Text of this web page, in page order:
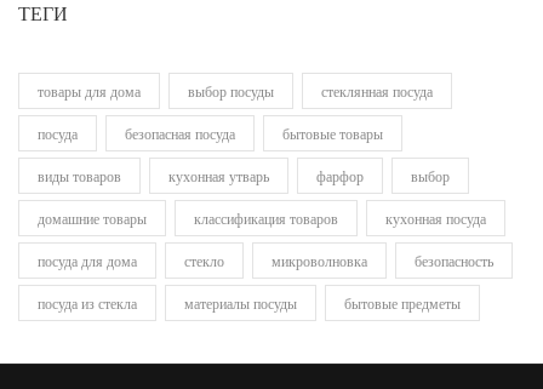
ТЕГИ
товары для дома выбор посуды стеклянная посуда
посуда безопасная посуда бытовые товары
виды товаров кухонная утварь фарфор выбор
домашние товары классификация товаров кухонная посуда
посуда для дома стекло микроволновка безопасность
посуда из стекла материалы посуды бытовые предметы